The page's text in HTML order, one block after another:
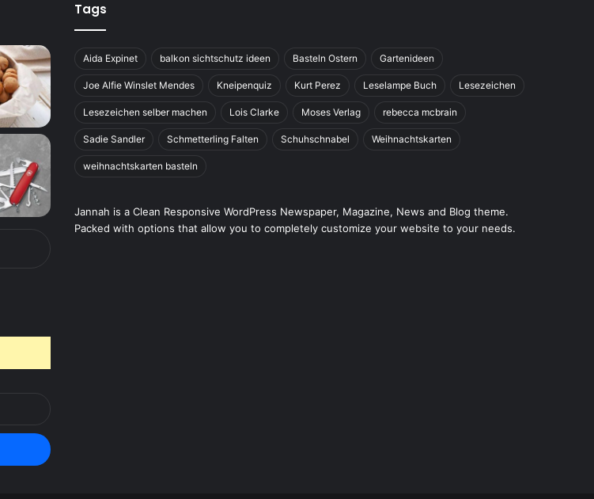
Tags
Aida Expinet balkon sichtschutz ideen Basteln Ostern Gartenideen
Joe Alfie Winslet Mendes Kneipenquiz Kurt Perez Leselampe Buch Lesezeichen
Lesezeichen selber machen Lois Clarke Moses Verlag rebecca mcbrain
Sadie Sandler Schmetterling Falten Schuhschnabel Weihnachtskarten
weihnachtskarten basteln
Jannah is a Clean Responsive WordPress Newspaper, Magazine, News and Blog theme.
Packed with options that allow you to completely customize your website to your needs.